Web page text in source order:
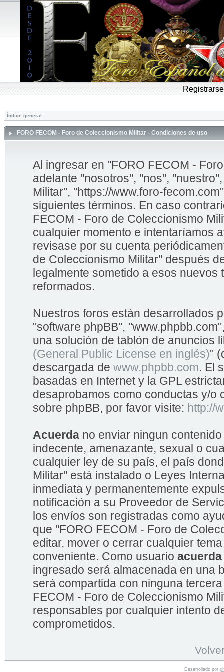
Registrarse
Índice general
FORO FECOM - Foro de Coleccionismo Militar - Condiciones de uso
Al ingresar en "FORO FECOM -
adelante "nosotros", "nos",
Militar", "https://www.foro-
siguientes términos. En caso
FECOM - Foro de Coleccionismo
cualquier momento e intentaríamos
revisase por su cuenta
de Coleccionismo Militar" después
legalmente sometido a esos
reformados.
Nuestros foros están desarrollados
"software phpBB",
una solución de tablón de anuncios
(General Public License en inglés)"
descargada de www.phpbb.com. El
basadas en Internet y la GPL
desaprobamos como conductas y/o
sobre phpBB, por favor visite: http://
Acuerda no enviar ningun
indecente, amenazante, sexual o
cualquier ley de su país, el país
Militar" está instalado o Leyes
inmediata y permanentemente
notificación a su Proveedor de
los envíos son registradas como
que "FORO FECOM - Foro de
editar, mover o cerrar cualquier
conveniente. Como usuario acuerda
ingresado será almacenada en una
será compartida con ninguna
FECOM - Foro de Coleccionismo
responsables por cualquier intento
comprometidos.
Desarrollado por